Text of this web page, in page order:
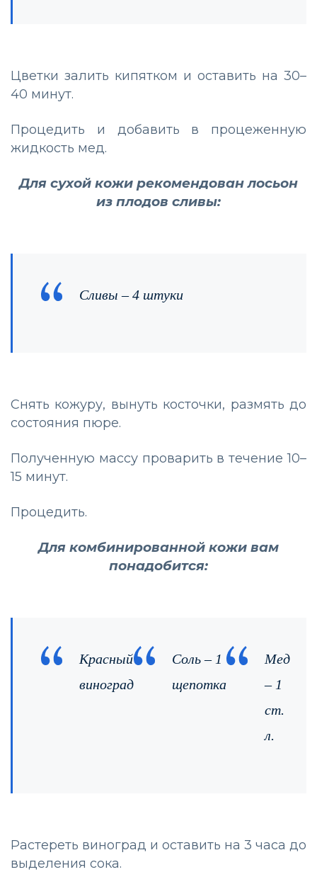
Цветки залить кипятком и оставить на 30–
40 минут.
Процедить и добавить в процеженную
жидкость мед.
Для сухой кожи рекомендован лосьон
из плодов сливы:
Сливы – 4 штуки
Снять кожуру, вынуть косточки, размять до
состояния пюре.
Полученную массу проварить в течение 10–
15 минут.
Процедить.
Для комбинированной кожи вам
понадобится:
Красный
виноград
Соль – 1
щепотка
Мед
– 1
ст.
л.
Растереть виноград и оставить на 3 часа до
выделения сока.